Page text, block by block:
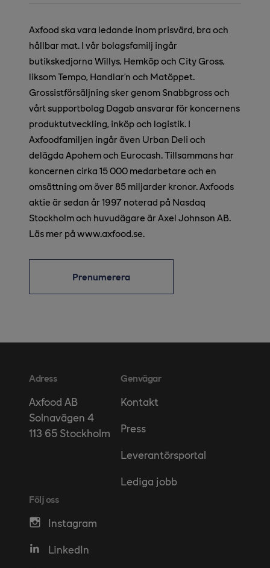
Axfood ska vara ledande inom prisvärd, bra och
hållbar mat. I vår bolagsfamilj ingår
butikskedjorna Willys, Hemköp och City Gross,
liksom Tempo, Handlar’n och Matöppet.
Grossistförsäljning sker genom Snabbgross och
vårt supportbolag Dagab ansvarar för koncernens
produktutveckling, inköp och logistik. I
Axfoodfamiljen ingår även Urban Deli och
delägda Apohem och Eurocash. Tillsammans har
koncernen cirka 15 000 medarbetare och en
omsättning om över 85 miljarder kronor. Axfoods
aktie är sedan år 1997 noterad på Nasdaq
Stockholm och huvudägare är Axel Johnson AB.
Läs mer på www.axfood.se.
Prenumerera
Adress
Axfood AB
Solnavägen 4
113 65 Stockholm
Genvägar
Kontakt
Press
Leverantörsportal
Lediga jobb
Följ oss
Instagram
LinkedIn